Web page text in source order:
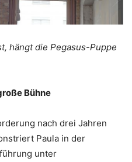
hängt die Pegasus-Puppe
Bühne
nach drei Jahren
Paula in der
unter